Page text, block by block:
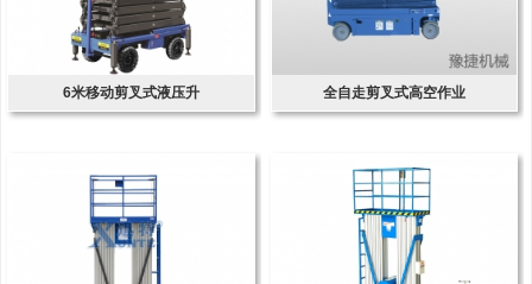
6米移动剪叉式液压升 全自走剪叉式高空作业